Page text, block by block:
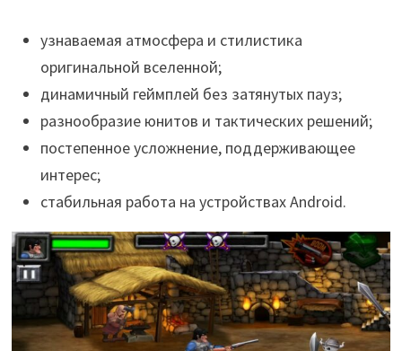
узнаваемая атмосфера и стилистика
оригинальной вселенной;
динамичный геймплей без затянутых пауз;
разнообразие юнитов и тактических решений;
постепенное усложнение, поддерживающее
интерес;
стабильная работа на устройствах Android.